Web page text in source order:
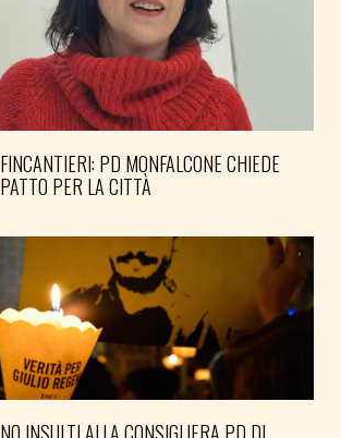
FINCANTIERI: PD MONFALCONE CHIEDE
PATTO PER LA CITTÀ